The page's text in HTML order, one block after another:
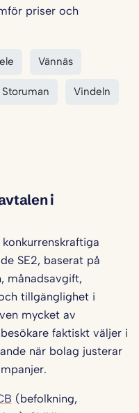
priser och
Vännäs
Storuman Vindeln
i
SE2, baserat på
månadsavgift,
tillgänglighet i
mycket av
faktiskt väljer i
när bolag justerar
(befolkning,